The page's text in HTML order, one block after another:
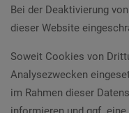
Bei der Deaktivierung
dieser Website
Soweit Cookies von
Analysezwecken
im Rahmen dieser